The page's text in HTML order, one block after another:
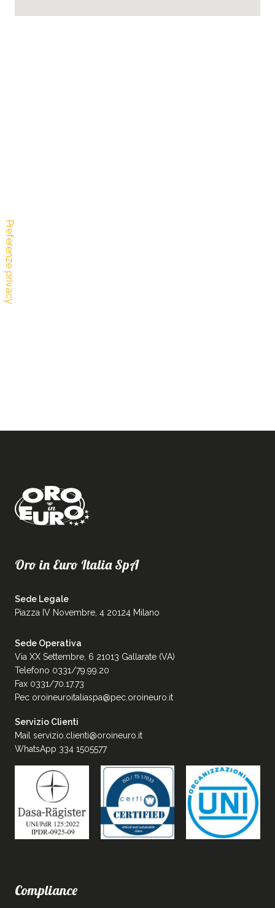
Oro in Euro Italia SpA
Sede Legale
Piazza IV Novembre, 4 20124 Milano
Sede Operativa
Via XX Settembre, 6 21013 Gallarate (VA)
Telefono 0331/79.99.20
Fax 0331/70.17.73
Pec oroineuroitaliaspa@pec.oroineuro.it
Servizio Clienti
Mail servizio.clienti@oroineuro.it
WhatsApp 334 1505577
Compliance